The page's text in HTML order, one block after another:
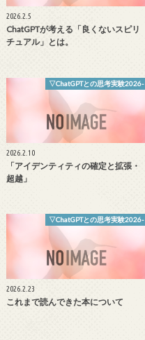
2026.2.5
ChatGPTが考える「良くないスピリ
チュアル」とは。
▽ChatGPTとの思考実験2026-
2026.2.10
「アイデンティティの確定と拡張・
超越」
▽ChatGPTとの思考実験2026-
2026.2.23
これまで読んできた本について